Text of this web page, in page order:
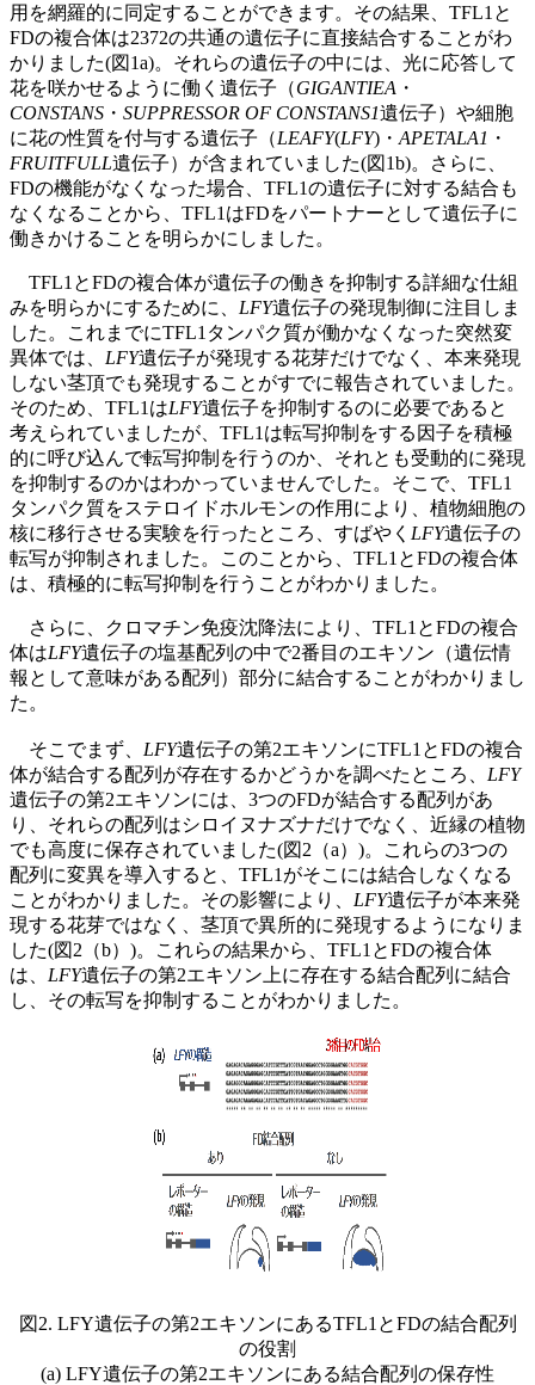
用を網羅的に同定することができます。その結果、TFL1と
FDの複合体は2372の共通の遺伝子に直接結合することがわ
かりました(図1a)。それらの遺伝子の中には、光に応答して
花を咲かせるように働く遺伝子（GIGANTIEA ・
CONSTANS ・ SUPPRESSOR OF CONSTANS1遺伝子）や細胞
に花の性質を付与する遺伝子（LEAFY(LFY)・APETALA1 ・
FRUITFULL遺伝子）が含まれていました(図1b)。さらに、
FDの機能がなくなった場合、TFL1の遺伝子に対する結合も
なくなることから、TFL1はFDをパートナーとして遺伝子に
働きかけることを明らかにしました。
TFL1とFDの複合体が遺伝子の働きを抑制する詳細な仕組
みを明らかにするために、 LFY遺伝子の発現制御に注目しま
した。これまでにTFL1タンパク質が働かなくなった突然変
異体では、 LFY遺伝子が発現する花芽だけでなく、本来発現
しない茎頂でも発現することがすでに報告されていました。
そのため、TFL1はLFY遺伝子を抑制するのに必要であると
考えられていましたが、TFL1は転写抑制をする因子を積極
的に呼び込んで転写抑制を行うのか、それとも受動的に発現
を抑制するのかはわかっていませんでした。そこで、TFL1
タンパク質をステロイドホルモンの作用により、植物細胞の
核に移行させる実験を行ったところ、すばやく LFY遺伝子の
転写が抑制されました。このことから、TFL1とFDの複合体
は、積極的に転写抑制を行うことがわかりました。
さらに、クロマチン免疫沈降法により、TFL1とFDの複合
体はLFY遺伝子の塩基配列の中で2番目のエキソン（遺伝情
報として意味がある配列）部分に結合することがわかりまし
た。
そこでまず、 LFY遺伝子の第2エキソンにTFL1とFDの複合
体が結合する配列が存在するかどうかを調べたところ、 LFY
遺伝子の第2エキソンには、3つのFDが結合する配列があ
り、それらの配列はシロイヌナズナだけでなく、近縁の植物
でも高度に保存されていました(図2（a）)。これらの3つの
配列に変異を導入すると、TFL1がそこには結合しなくなる
ことがわかりました。その影響により、 LFY遺伝子が本来発
現する花芽ではなく、茎頂で異所的に発現するようになりま
した(図2（b）)。これらの結果から、TFL1とFDの複合体
は、 LFY遺伝子の第2エキソン上に存在する結合配列に結合
し、その転写を抑制することがわかりました。
図2. LFY遺伝子の第2エキソンにあるTFL1とFDの結合配列
の役割
(a) LFY遺伝子の第2エキソンにある結合配列の保存性